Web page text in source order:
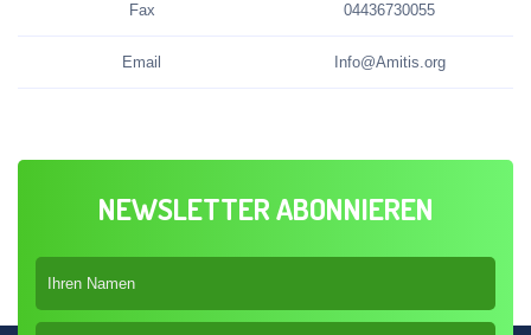
Fax 04436730055
Email Info@Amitis.org
NEWSLETTER ABONNIEREN